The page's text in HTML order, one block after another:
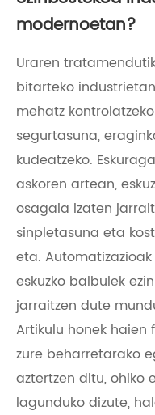
modernoetan?
Uraren
bitarteko
mehatz
segurtasuna,
kudeatzeko.
askoren artean,
osagaia izaten
sinpletasuna eta
eta.
eskuzko balbulek
jarraitzen dute
Artikulu honek haien
zure beharretarako
aztertzen ditu, ohiko
lagunduko dizute,